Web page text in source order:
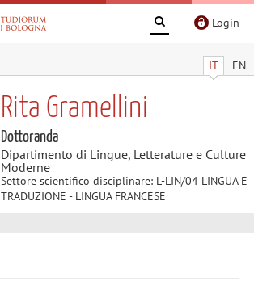
Login
IT EN
Rita Gramellini
Dottoranda
Dipartimento di Lingue, Letterature e Culture
Moderne
Settore scientifico disciplinare: L-LIN/04 LINGUA E
TRADUZIONE - LINGUA FRANCESE